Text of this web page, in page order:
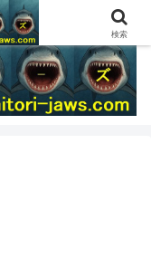
検索